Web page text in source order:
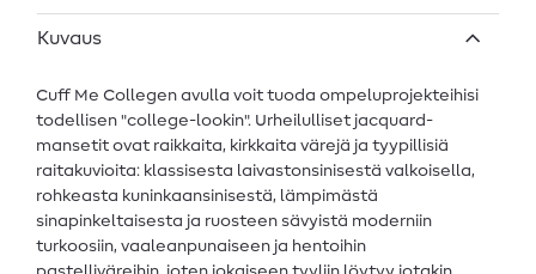
Kuvaus
Cuff Me Collegen avulla voit tuoda ompeluprojekteihisi
todellisen "college-lookin". Urheilulliset jacquard-
mansetit ovat raikkaita, kirkkaita värejä ja tyypillisiä
raitakuvioita: klassisesta laivastonsinisestä valkoisella,
rohkeasta kuninkaansinisestä, lämpimästä
sinapinkeltaisesta ja ruosteen sävyistä moderniin
turkoosiin, vaaleanpunaiseen ja hentoihin